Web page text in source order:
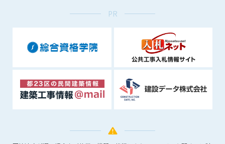
PR
第7条（登録内容の削除）
管理者は、会員が登録した内容が以下に該当する、またはその
恐れのあるものは、会員の承諾なく削除できるものとします。
(1) 登録されている情報が、第6条の定める禁止事項に該当する
(3) 広告掲載料金の支払が遅延した場合
(4) その他、管理者が不適当と判断した場合
管理者は、会員の承諾なく、本サービス内容の変更(新規追加、
廃止を含み)し、本サービスの運営を中止または廃止することが